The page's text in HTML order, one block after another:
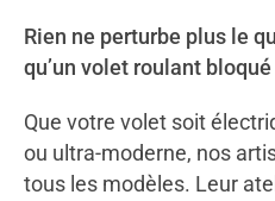
Rien ne perturbe plus le
qu’un volet roulant
Que votre volet soit
ou ultra-moderne, nos
tous les modèles. Leur